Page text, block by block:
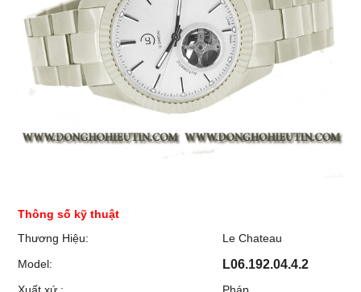
Thông số kỹ thuật
Thương Hiệu:
Le Chateau
Model:
L06.192.04.4.2